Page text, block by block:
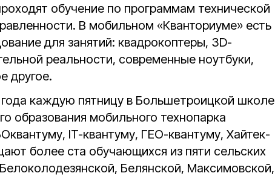
обучение по программам технической
В мобильном «Кванториуме» есть
для занятий: квадрокоптеры, 3D-
реальности, современные ноутбуки,
другое.
года каждую пятницу в Большетроицкой школе
образования мобильного технопарка
IT-квантуму, ГЕО-квантуму, Хайтек-
более ста обучающихся из пяти сельских
Белянской, Максимовской,